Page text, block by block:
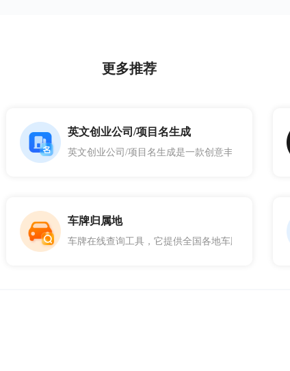
更多推荐
天吃什么而烦恼了。让你实现快速、轻松的选餐过程，让你在日
英文创业公司/项目名生成
英文创业公司/项目名生成是一款创意丰富的在线工
喜欢的颜文字进行复制。
车牌归属地
车牌在线查询工具，它提供全国各地车牌的序号，